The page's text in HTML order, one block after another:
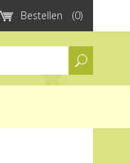
Bestellen (0)